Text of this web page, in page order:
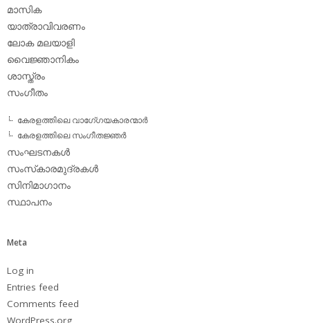
മാസിക
യാത്രാവിവരണം
ലോക മലയാളി
വൈജ്ഞാനികം
ശാസ്ത്രം
സംഗീതം
കേരളത്തിലെ വാഗേ്ഗയകാരന്മാര്‍
കേരളത്തിലെ സംഗീതജ്ഞര്‍
സംഘടനകള്‍
സംസ്‌കാരമുദ്രകള്‍
സിനിമാഗാനം
സ്ഥാപനം
Meta
Log in
Entries feed
Comments feed
WordPress.org